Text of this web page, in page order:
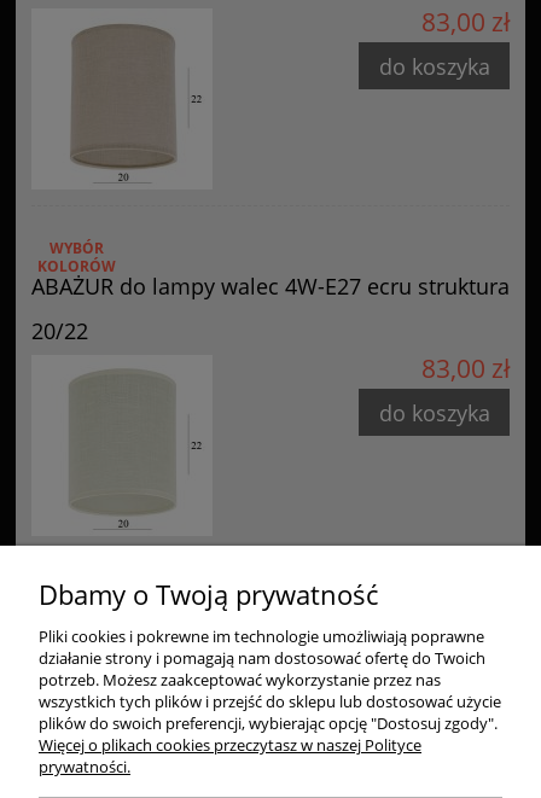
83,00 zł
do koszyka
ABAŻUR do lampy walec 4W-E27 ecru struktura
20/22
WYBÓR
KOLORÓW
83,00 zł
do koszyka
Zakupy
Pomoc
Moje konto
Dbamy o Twoją prywatność
Pliki cookies i pokrewne im technologie umożliwiają poprawne
działanie strony i pomagają nam dostosować ofertę do Twoich
potrzeb. Możesz zaakceptować wykorzystanie przez nas
wszystkich tych plików i przejść do sklepu lub dostosować użycie
plików do swoich preferencji, wybierając opcję "Dostosuj zgody".
Więcej o plikach cookies przeczytasz w naszej Polityce
prywatności.